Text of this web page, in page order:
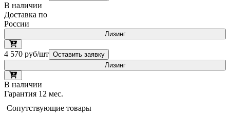
В наличии
Доставка по
России
Лизинг
4 570 руб/шт Оставить заявку
Лизинг
В наличии
Гарантия 12 мес.
Сопутствующие товары